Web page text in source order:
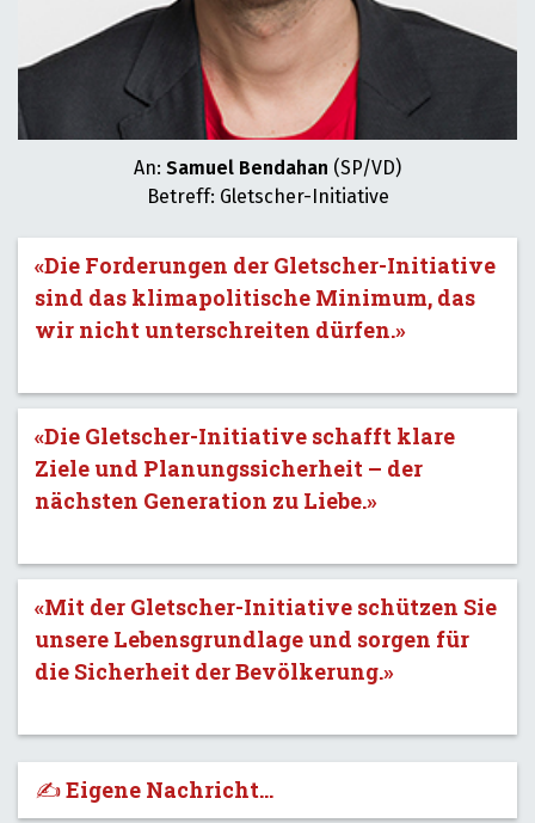
An: Samuel Bendahan (SP/VD)
Betreff: Gletscher-Initiative
«Die Forderungen der Gletscher-Initiative
sind das klimapolitische Minimum, das
wir nicht unterschreiten dürfen.»
«Die Gletscher-Initiative schafft klare
Ziele und Planungssicherheit – der
nächsten Generation zu Liebe.»
«Mit der Gletscher-Initiative schützen Sie
unsere Lebensgrundlage und sorgen für
die Sicherheit der Bevölkerung.»
✍️ Eigene Nachricht...